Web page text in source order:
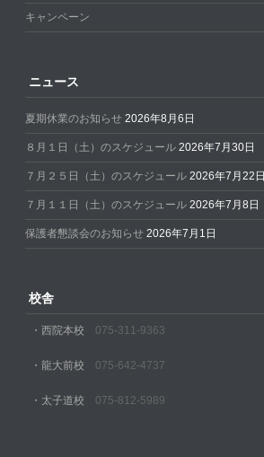
キャンペーン
ニュース
夏期休業のお知らせ 2026年8月6日
８月１日（土）のスケジュール 2026年7月30日
７月２５日（土）のスケジュール 2026年7月22日
７月１１日（土）のスケジュール 2026年7月8日
保護者懇談会のお知らせ 2026年7月1日
校舎
・西院本校 075-311-9363
・龍大前校 075-642-4737
・太子道校 075-812-5989